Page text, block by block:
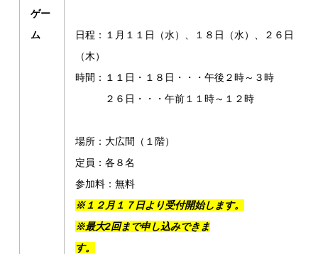
ゲー
ム
日程：１月１１日（水）、１８日（水）、２６日
（木）
時間：１１日・１８日・・・午後２時～３時
２６日・・・午前１１時～１２時
場所：大広間（１階）
定員：各８名
参加料：無料
※１２月１７日より受付開始します。
※最大2回まで申し込みできま
す。